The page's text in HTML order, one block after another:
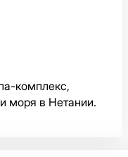
комплекс,
моря в Нетании.